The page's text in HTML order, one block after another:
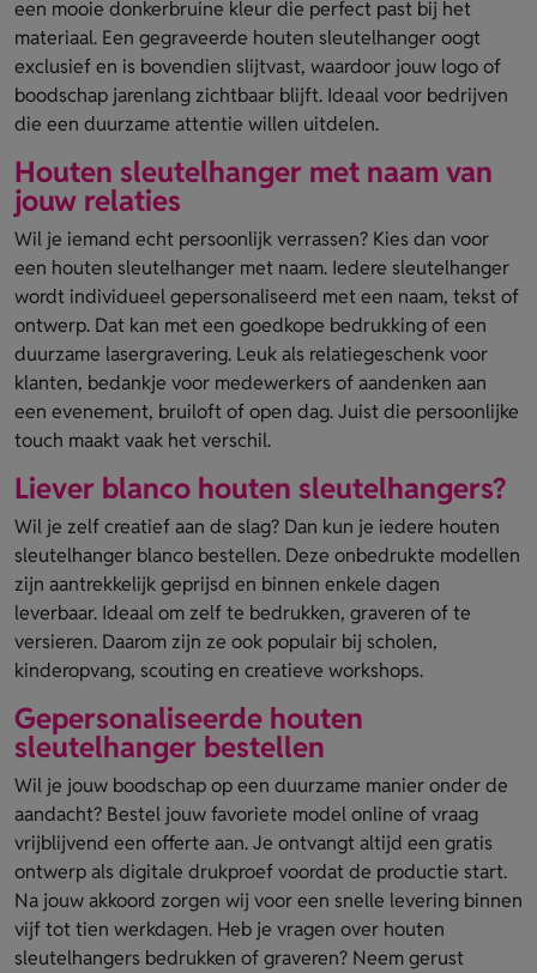
een mooie donkerbruine kleur die perfect past bij het
materiaal. Een gegraveerde houten sleutelhanger oogt
exclusief en is bovendien slijtvast, waardoor jouw logo of
boodschap jarenlang zichtbaar blijft. Ideaal voor bedrijven
die een duurzame attentie willen uitdelen.
Houten sleutelhanger met naam van
jouw relaties
Wil je iemand echt persoonlijk verrassen? Kies dan voor
een houten sleutelhanger met naam. Iedere sleutelhanger
wordt individueel gepersonaliseerd met een naam, tekst of
ontwerp. Dat kan met een goedkope bedrukking of een
duurzame lasergravering. Leuk als relatiegeschenk voor
klanten, bedankje voor medewerkers of aandenken aan
een evenement, bruiloft of open dag. Juist die persoonlijke
touch maakt vaak het verschil.
Liever blanco houten sleutelhangers?
Wil je zelf creatief aan de slag? Dan kun je iedere houten
sleutelhanger blanco bestellen. Deze onbedrukte modellen
zijn aantrekkelijk geprijsd en binnen enkele dagen
leverbaar. Ideaal om zelf te bedrukken, graveren of te
versieren. Daarom zijn ze ook populair bij scholen,
kinderopvang, scouting en creatieve workshops.
Gepersonaliseerde houten
sleutelhanger bestellen
Wil je jouw boodschap op een duurzame manier onder de
aandacht? Bestel jouw favoriete model online of vraag
vrijblijvend een offerte aan. Je ontvangt altijd een gratis
ontwerp als digitale drukproef voordat de productie start.
Na jouw akkoord zorgen wij voor een snelle levering binnen
vijf tot tien werkdagen. Heb je vragen over houten
sleutelhangers bedrukken of graveren? Neem gerust